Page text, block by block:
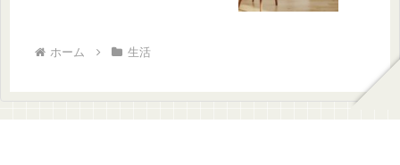
ホーム 生活